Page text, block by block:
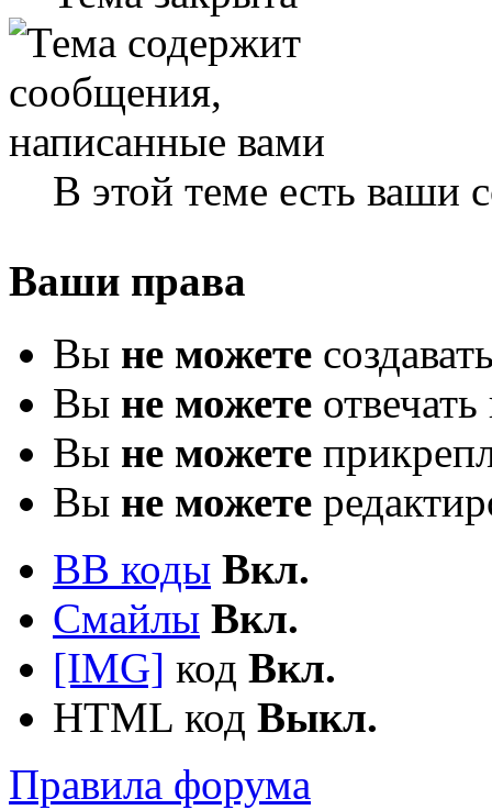
В этой теме есть ваши
Ваши права
Вы не можете
Вы не можете
Вы не можете
Вы не можете
BB коды Вкл.
Смайлы Вкл.
[IMG] код Вкл.
HTML код Выкл.
Правила форума